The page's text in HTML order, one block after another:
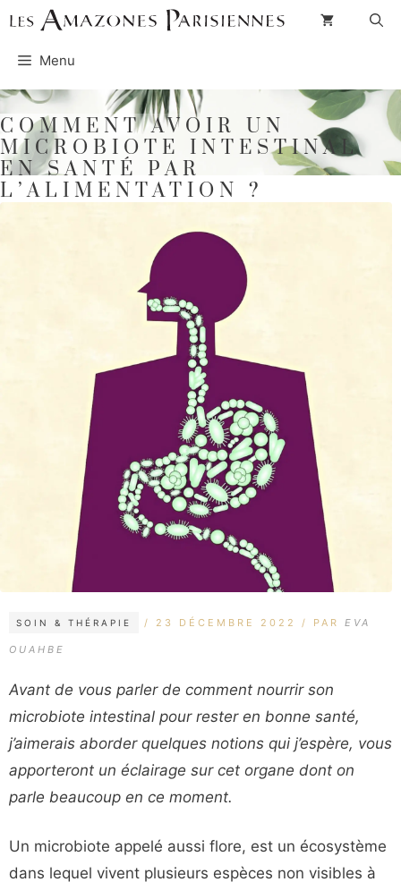
Aller
contenuMenu
COMMENT AVOIR UN
MICROBIOTE INTESTINAL
EN SANTÉ PAR
L’ALIMENTATION ?
SOIN & THÉRAPIE
ÉTIQUETTES
23 DÉCEMBRE 2022 PAR EVA
OUAHBE
Avant de vous parler de comment nourrir son
microbiote intestinal pour rester en bonne santé,
j’aimerais aborder quelques notions qui j’espère, vous
apporteront un éclairage sur cet organe dont on
parle beaucoup en ce moment.
Un microbiote appelé aussi flore, est un écosystème
dans lequel vivent plusieurs espèces non visibles à